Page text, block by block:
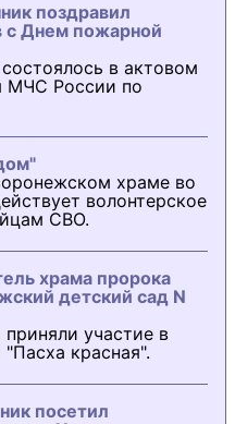
поздравил
с Днем пожарной
в актовом
МЧС России по
храме во
волонтерское
СВО.
храма пророка
детский сад N
участие в
красная".
посетил